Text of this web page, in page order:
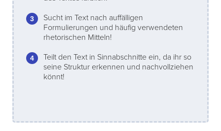
Sucht im Text nach auffälligen
Formulierungen und häufig verwendeten
rhetorischen Mitteln!
Teilt den Text in Sinnabschnitte ein, da ihr so
seine Struktur erkennen und nachvollziehen
könnt!